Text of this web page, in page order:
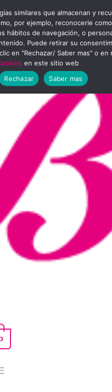
similares que almacenan y
por ejemplo, reconocerle
hábitos de navegación, o
Puede retirar su
en "Rechazar/ Saber mas" o en
en este sitio web
Rechazar Saber mas